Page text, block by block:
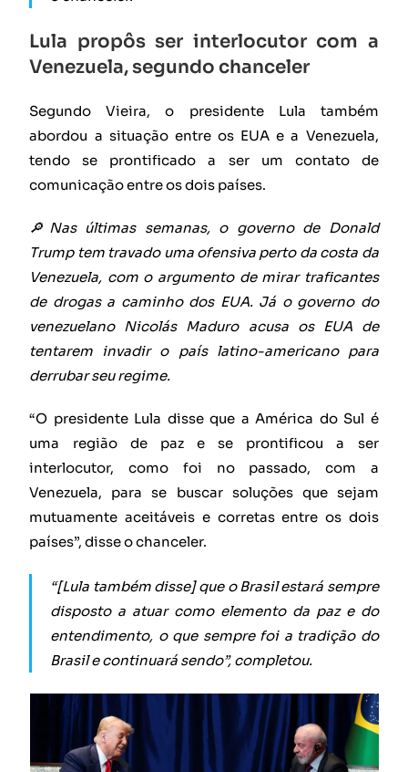
Lula propôs ser interlocutor com a
Venezuela, segundo chanceler
Segundo Vieira, o presidente Lula também
abordou a situação entre os EUA e a Venezuela,
tendo se prontificado a ser um contato de
comunicação entre os dois países.
🔎Nas últimas semanas, o governo de Donald
Trump tem travado uma ofensiva perto da costa da
Venezuela, com o argumento de mirar traficantes
de drogas a caminho dos EUA. Já o governo do
venezuelano Nicolás Maduro acusa os EUA de
tentarem invadir o país latino-americano para
derrubar seu regime.
“O presidente Lula disse que a América do Sul é
uma região de paz e se prontificou a ser
interlocutor, como foi no passado, com a
Venezuela, para se buscar soluções que sejam
mutuamente aceitáveis e corretas entre os dois
países”, disse o chanceler.
“[Lula também disse] que o Brasil estará sempre
disposto a atuar como elemento da paz e do
entendimento, o que sempre foi a tradição do
Brasil e continuará sendo”, completou.